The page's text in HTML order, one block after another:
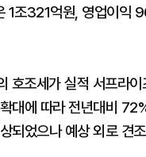
1조321억원, 영업이익
호조세가 실적 서프라
대에 따라 전년대비
되었으나 예상 외로 견